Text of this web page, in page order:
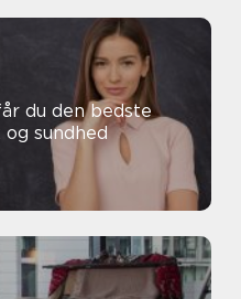
sundhed